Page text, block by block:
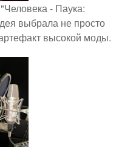
- Паука:
выбрала не просто
высокой моды.